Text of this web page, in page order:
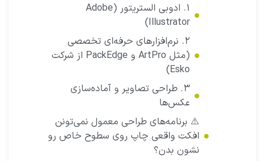
۱. ادوبی الستریتور (Adobe
Illustrator)
۲. نرم‌افزارهای حرفه‌ای تخصصی
(مثل ArtPro و PackEdge از شرکت
Esko)
۳. طراحی تصاویر و آماده‌سازی
عکس‌ها
⚠️ برنامه‌های طراحی معمول نمی‌تونن
افکت واقعی چاپ روی سطوح خاص رو
نشون بدن؟